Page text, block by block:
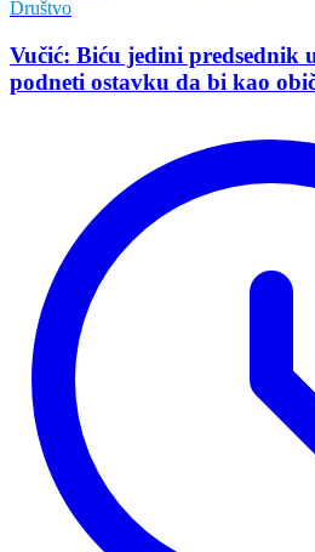
Društvo
Vučić: Biću jedini predsednik
podneti ostavku da bi kao